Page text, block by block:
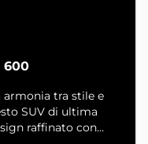
600
armonia tra stile e
SUV di ultima
raffinato con